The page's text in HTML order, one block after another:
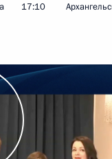
проектам
дороги
14:30 Москва,
17:10